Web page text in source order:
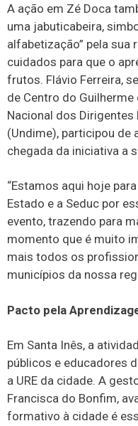
A ação em Zé Doca
uma jabuticabeira,
alfabetização” pela sua
cuidados para que o
frutos. Flávio Ferreira,
de Centro do
Nacional dos Dirigentes
(Undime), participou de
chegada da iniciativa a
“Estamos aqui hoje
Estado e a Seduc por
evento, trazendo para
momento que é muito
mais todos os
municípios da nossa
Pacto pela
Em Santa Inês, a
públicos e educadores
a URE da cidade. A
Francisca do Bonfim,
formativo à cidade é